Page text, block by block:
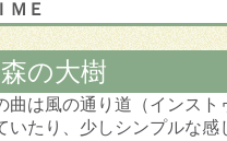
ＭＥ
の大樹
曲は風の通り道（インス
いたり、少しシンプルな感